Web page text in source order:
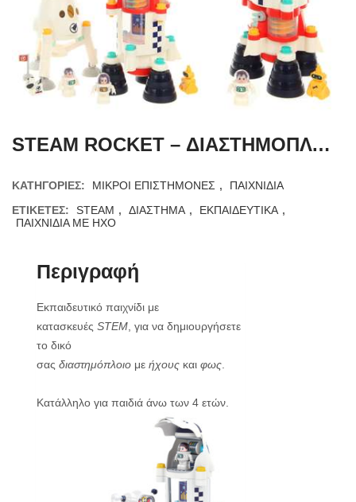
STEAM ROCKET – ΔΙΑΣΤΗΜOΠΛΟΙΟ ΜΕ ΦΩΣ ΚΑΙ ΗΧΟ
ΚΑΤΗΓΟΡΊΕΣ: ΜΙΚΡΟΙ ΕΠΙΣΤΗΜΟΝΕΣ ,
ΠΑΙΧΝΙΔΙΑ
ΕΤΙΚΈΤΕΣ:
STEAM , ΔΙΑΣΤΗΜΑ , ΕΚΠΑΙΔΕΥΤΙΚΑ ,
ΠΑΙΧΝΙΔΙΑ ΜΕ ΗΧΟ
Περιγραφή
Εκπαιδευτικό παιχνίδι με
κατασκευές STEM , για να δημιουργήσετε
το δικό
σας διαστημόπλοιο με ήχους και φως
Κατάλληλο για παιδιά άνω των 4 ετών.